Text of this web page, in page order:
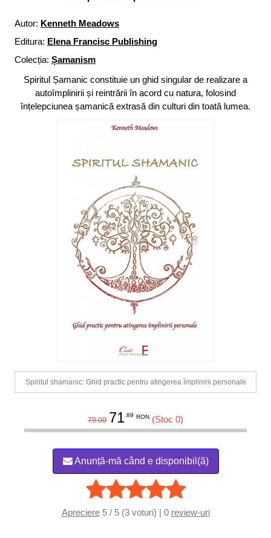
Autor: Kenneth Meadows
Editura: Elena Francisc Publishing
Colecția: Șamanism
Spiritul Șamanic constituie un ghid singular de realizare a
autoîmplinirii și reintrării în acord cu natura, folosind
înțelepciunea șamanică extrasă din culturi din toată lumea.
Spiritul shamanic: Ghid practic pentru atingerea împlinirii personale
79.00 71.89 RON (Stoc 0)
Anunță-mă când e disponibil(ă)
Apreciere5 / 5 (3 voturi) | 0 review-uri